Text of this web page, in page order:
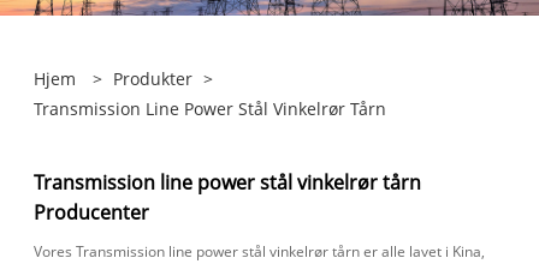
Hjem > Produkter >
Transmission Line Power Stål Vinkelrør Tårn
Transmission line power stål vinkelrør tårn
Producenter
Vores Transmission line power stål vinkelrør tårn er alle lavet i Kina,